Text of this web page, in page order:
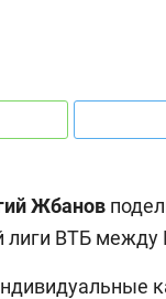
Жбанов
лиги ВТБ